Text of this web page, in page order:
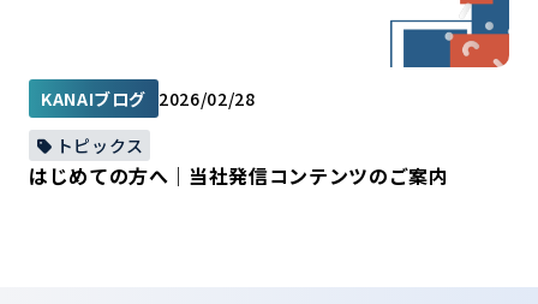
KANAIブログ 2026/02/28
トピックス
はじめての方へ｜当社発信コンテンツのご案内